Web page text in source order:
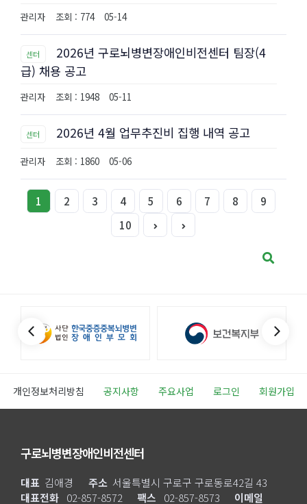
관리자 조회 : 774 05-14
센터
2026년 구로뇌병변장애인비전센터 팀장(4
급) 채용 공고
관리자 조회 : 1948 05-11
센터 2026년 4월 업무추진비 집행 내역 공고
관리자 조회 : 1860 05-06
1 2 3 4 5 6 7 8
9
10
개인정보처리방침 공지사항 주요사업 로그인 회원가입
구로뇌병변장애인비전센터
대표 김애경 주소 서울특별시 구로구 구로동로42길 43
대표전화 02-857-8572 팩스 02-857-8573 이메일